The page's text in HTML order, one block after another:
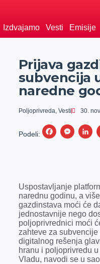
Izdvajamo Vesti Emisije
Prijava
subvencija
naredne
Poljoprivreda, Vesti 30.
Podeli:
F
b
o
o
k
M
e
n
g
e
r
L
e
d
I
n
Uspostavljanje
narednu godinu, a
gazdinstava moći će
jednostavnije nego
poljoprivrednici moći
zahteve za
digitalnog rešenja
hranu i poljoprivredu
Vladu, navodi se u